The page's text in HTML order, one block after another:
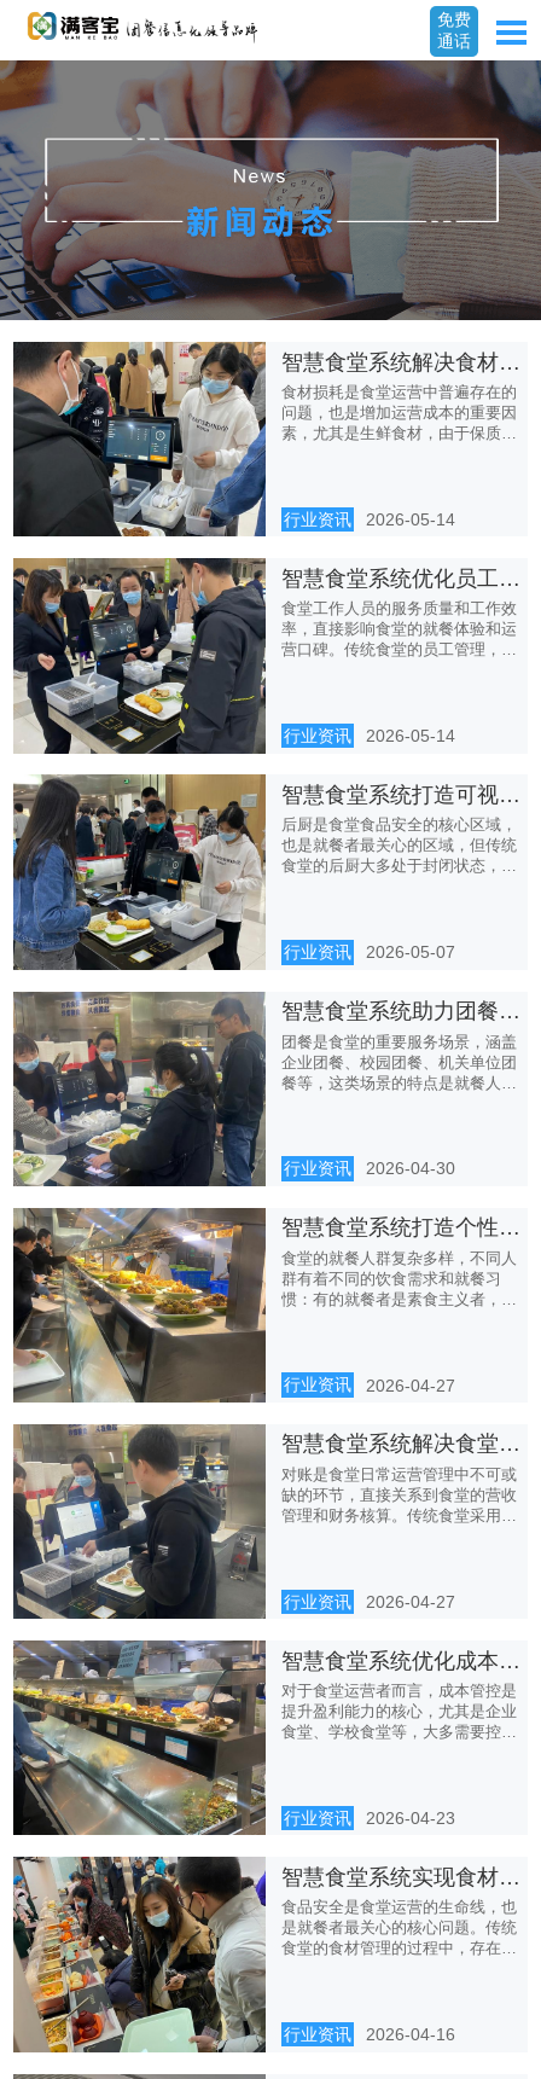
免费
通话
智慧食堂系统解决食材损耗难题，践行节约型食堂理念
食材损耗是食堂运营中普遍存在的
问题，也是增加运营成本的重要因
素，尤其是生鲜食材，由于保质期
行业资讯 2026-05-14
智慧食堂系统优化员工管理，提升食堂服务质量
食堂工作人员的服务质量和工作效
率，直接影响食堂的就餐体验和运
营口碑。传统食堂的员工管理，存
行业资讯 2026-05-14
智慧食堂系统打造可视化后厨，让食品安全透明可查
后厨是食堂食品安全的核心区域，
也是就餐者最关心的区域，但传统
食堂的后厨大多处于封闭状态，就
行业资讯 2026-05-07
智慧食堂系统助力团餐精细化管理，适配企业、校园多场景
团餐是食堂的重要服务场景，涵盖
企业团餐、校园团餐、机关单位团
餐等，这类场景的特点是就餐人数
行业资讯 2026-04-30
智慧食堂系统打造个性化就餐服务，适配不同人群需求
食堂的就餐人群复杂多样，不同人
群有着不同的饮食需求和就餐习
惯：有的就餐者是素食主义者，需
行业资讯 2026-04-27
智慧食堂系统解决食堂对账繁琐，实现营收精准管理
对账是食堂日常运营管理中不可或
缺的环节，直接关系到食堂的营收
管理和财务核算。传统食堂采用人
行业资讯 2026-04-27
智慧食堂系统优化成本管控，让食堂运营更具性价比
对于食堂运营者而言，成本管控是
提升盈利能力的核心，尤其是企业
食堂、学校食堂等，大多需要控制
行业资讯 2026-04-23
智慧食堂系统实现食材全流程溯源，筑牢食品安全防线
食品安全是食堂运营的生命线，也
是就餐者最关心的核心问题。传统
食堂的食材管理的过程中，存在诸
行业资讯 2026-04-16